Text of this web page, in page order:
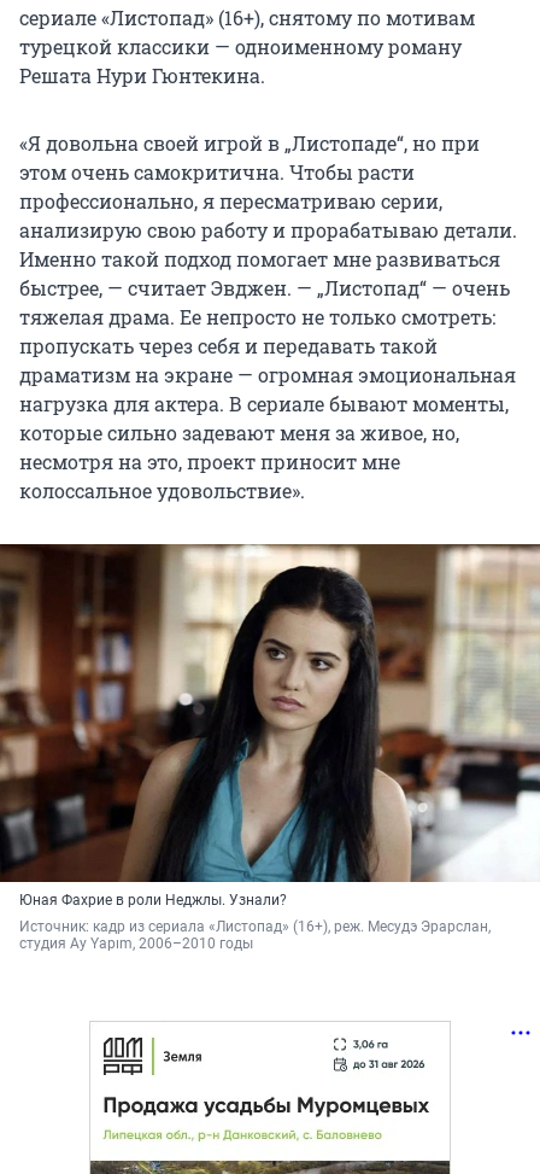
сериале «Листопад» (16+), снятому по мотивам
турецкой классики — одноименному роману
Решата Нури Гюнтекина.
«Я довольна своей игрой в „Листопаде“, но при
этом очень самокритична. Чтобы расти
профессионально, я пересматриваю серии,
анализирую свою работу и прорабатываю детали.
Именно такой подход помогает мне развиваться
быстрее, — считает Эвджен. — „Листопад“ — очень
тяжелая драма. Ее непросто не только смотреть:
пропускать через себя и передавать такой
драматизм на экране — огромная эмоциональная
нагрузка для актера. В сериале бывают моменты,
которые сильно задевают меня за живое, но,
несмотря на это, проект приносит мне
колоссальное удовольствие».
Юная Фахрие в роли Неджлы. Узнали?
Источник: кадр из сериала «Листопад» (16+), реж. Месудэ Эрарслан,
студия Ay Yapım, 2006–2010 годы